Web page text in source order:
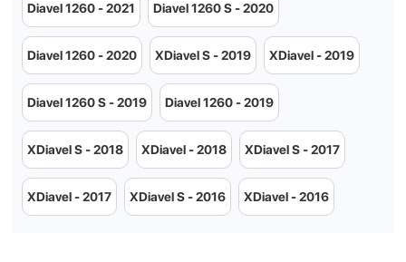
Diavel 1260 - 2021 Diavel 1260 S - 2020
Diavel 1260 - 2020 XDiavel S - 2019 XDiavel - 2019
Diavel 1260 S - 2019 Diavel 1260 - 2019
XDiavel S - 2018 XDiavel - 2018 XDiavel S - 2017
XDiavel - 2017 XDiavel S - 2016 XDiavel - 2016